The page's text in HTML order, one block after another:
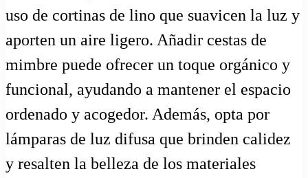
uso de cortinas de lino que suavicen la luz y
aporten un aire ligero. Añadir cestas de
mimbre puede ofrecer un toque orgánico y
funcional, ayudando a mantener el espacio
ordenado y acogedor. Además, opta por
lámparas de luz difusa que brinden calidez
y resalten la belleza de los materiales